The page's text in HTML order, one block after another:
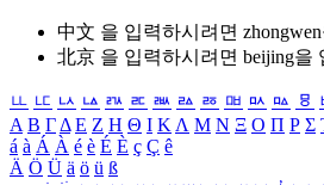
中文 을 입력하시려면 zhongwen
北京 을 입력하시려면 beijing을
ㅥ ㅦ ㅧ ㅨ ㅩ ㅪ ㅫ ㅬ ㅭ ㅮ ㅯ ㅰ ㅱ
Α Β ΓΔ Ε Ζ Η Θ Ι ΚΛ Μ Ν Ξ Ο Π Ρ Σ
á à Á À é è É È ç Ç ê
Ä Ö Ü ä ö ü ß